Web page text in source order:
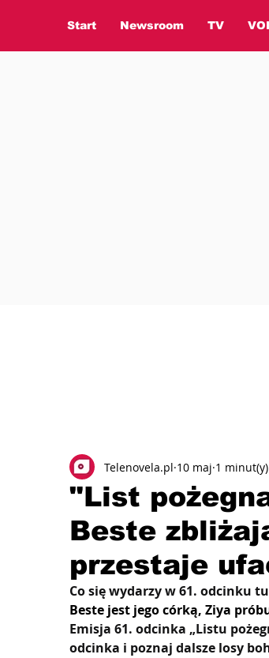
Start Newsroom TV
"List
Beste
przestaje
Telenovela.pl 10 maj 1
Co się wydarzy w 61. odcinku
Beste jest jego córką, Ziya
Emisja 61. odcinka „Listu
odcinka i poznaj dalsze losy